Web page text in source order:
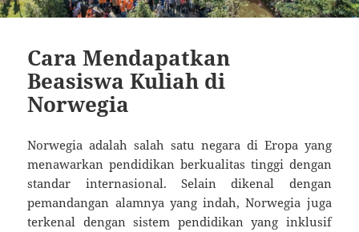
Cara Mendapatkan
Beasiswa Kuliah di
Norwegia
Norwegia adalah salah satu negara di Eropa yang
menawarkan pendidikan berkualitas tinggi dengan
standar internasional. Selain dikenal dengan
pemandangan alamnya yang indah, Norwegia juga
terkenal dengan sistem pendidikan yang inklusif